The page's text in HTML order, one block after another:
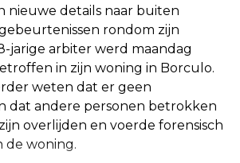
in de Nederlandse
van Rob Dieperink verliest het
een scheidsrechter die
op het hoogste niveau.
al op jonge leeftijd met fluiten in
nieuwe details naar buiten
rondom zijn
jarige arbiter werd maandag
in zijn woning in Borculo.
weten dat er geen
dat andere personen betrokken
overlijden en voerde forensisch
de woning.